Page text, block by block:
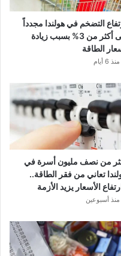
التضخم في هولندا مجدداً
إلى أكثر من 3% بسبب زيادة
الطاقة
منذ 6 أيام
من نصف مليون أسرة في
تعاني من فقر الطاقة..
الأسعار يزيد الأزمة
منذ أسبوعين